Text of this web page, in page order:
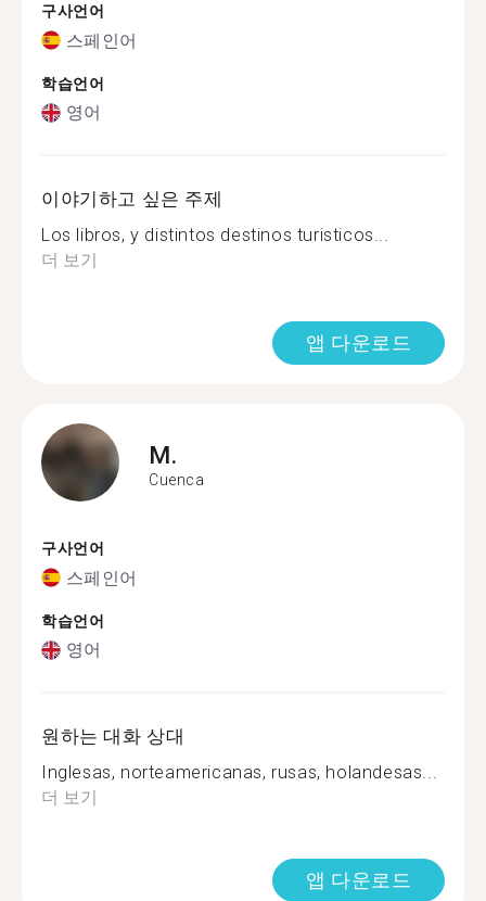
구사언어
스페인어
학습언어
영어
이야기하고 싶은 주제
Los libros, y distintos destinos turisticos...
더 보기
앱 다운로드
M.
Cuenca
구사언어
스페인어
학습언어
영어
원하는 대화 상대
Inglesas, norteamericanas, rusas, holandesas...
더 보기
앱 다운로드